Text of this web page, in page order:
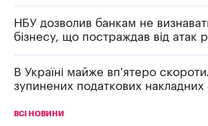
НБУ дозволив банкам не
бізнесу, що постраждав від атак
В Україні майже вп'ятеро
зупинених податкових накладних
ВСІ НОВИНИ